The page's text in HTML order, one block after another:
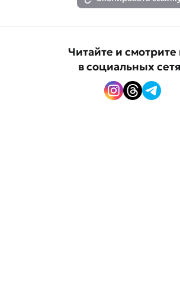
Читайте и смотрите
в социальных